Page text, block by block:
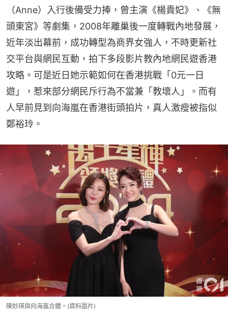
（Anne）入行後備受力捧，曾主演《楊貴妃》、《無
頭東宮》等劇集，2008年離巢後一度轉戰內地發展，
近年淡出幕前，成功轉型為商界女強人，不時更新社
交平台與網民互動，拍下多段影片教內地網民遊香港
攻略。可是近日她示範如何在香港挑戰「0元一日
遊」，惹來部分網民斥行為不當兼「教壞人」。而有
人早前見到向海嵐在香港街頭拍片，真人激瘦被指似
鄭裕玲。
陳妙瑛與向海嵐合體。(資料圖片)